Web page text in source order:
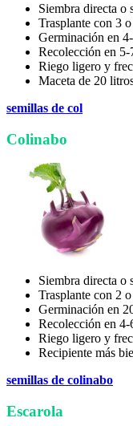
Siembra directa o
Trasplante con 3
Germinación en
Recolección en 5-
Riego ligero y
Maceta de 20
semillas de col
Colinabo
Siembra directa o
Trasplante con 2
Germinación en
Recolección en 4-
Riego ligero y
Recipiente más
semillas de colinabo
Escarola